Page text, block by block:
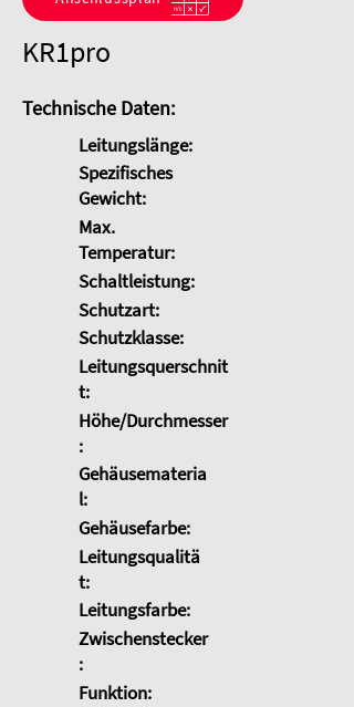
KR1pro
Technische Daten:
Leitungslänge:
Spezifisches
Gewicht:
Max.
Temperatur:
Schaltleistung:
Schutzart:
Schutzklasse:
Leitungsquerschnit
t:
Höhe/Durchmesser
:
Gehäusemateria
l:
Gehäusefarbe:
Leitungsqualitä
t:
Leitungsfarbe:
Zwischenstecker
:
Funktion: